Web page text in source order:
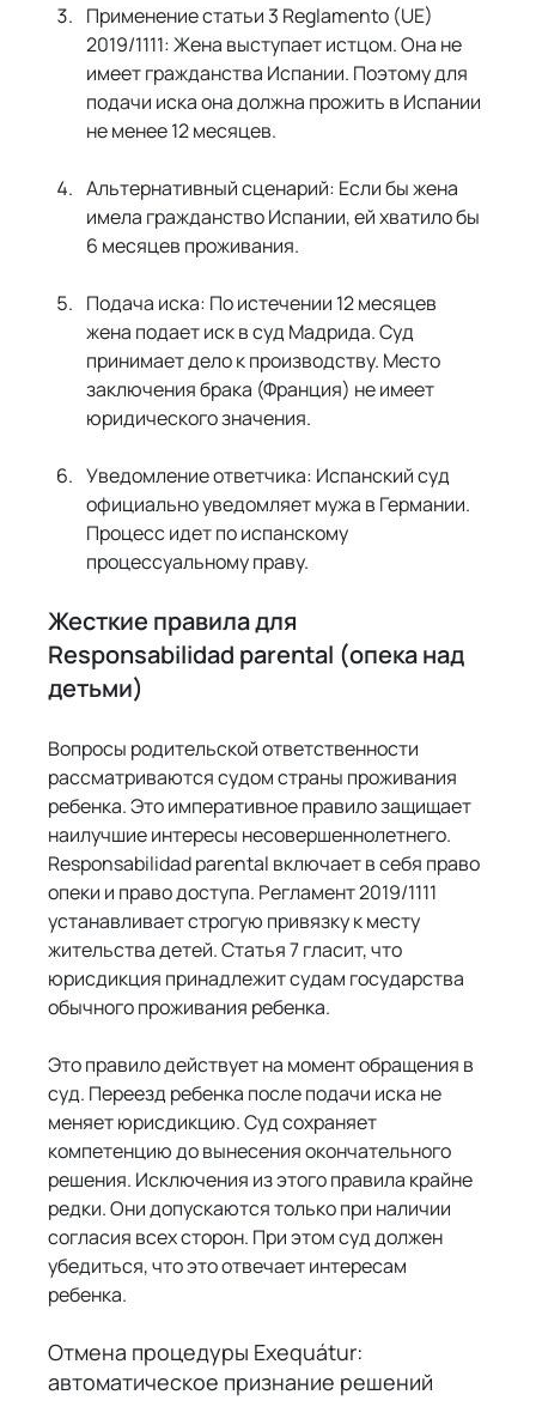
Применение статьи 3 Reglamento (UE)
2019/1111: Жена выступает истцом. Она не
имеет гражданства Испании. Поэтому для
подачи иска она должна прожить в Испании
не менее 12 месяцев.
Альтернативный сценарий: Если бы жена
имела гражданство Испании, ей хватило бы
6 месяцев проживания.
Подача иска: По истечении 12 месяцев
жена подает иск в суд Мадрида. Суд
принимает дело к производству. Место
заключения брака (Франция) не имеет
юридического значения.
Уведомление ответчика: Испанский суд
официально уведомляет мужа в Германии.
Процесс идет по испанскому
процессуальному праву.
Жесткие правила для
Responsabilidad parental (опека над
детьми)
Вопросы родительской ответственности
рассматриваются судом страны проживания
ребенка. Это императивное правило защищает
наилучшие интересы несовершеннолетнего.
Responsabilidad parental включает в себя право
опеки и право доступа. Регламент 2019/1111
устанавливает строгую привязку к месту
жительства детей. Статья 7 гласит, что
юрисдикция принадлежит судам государства
обычного проживания ребенка.
Это правило действует на момент обращения в
суд. Переезд ребенка после подачи иска не
меняет юрисдикцию. Суд сохраняет
компетенцию до вынесения окончательного
решения. Исключения из этого правила крайне
редки. Они допускаются только при наличии
согласия всех сторон. При этом суд должен
убедиться, что это отвечает интересам
ребенка.
Отмена процедуры Exequátur:
автоматическое признание решений